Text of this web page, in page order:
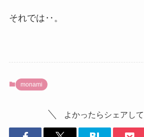
それでは‥。
monami
よかったらシェアして